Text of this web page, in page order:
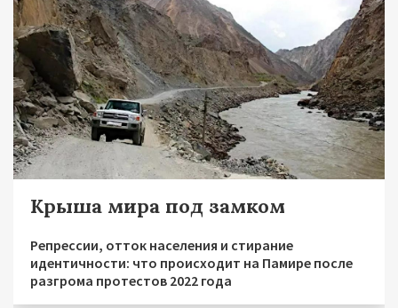
Крыша мира под замком
Репрессии, отток населения и стирание
идентичности: что происходит на Памире после
разгрома протестов 2022 года